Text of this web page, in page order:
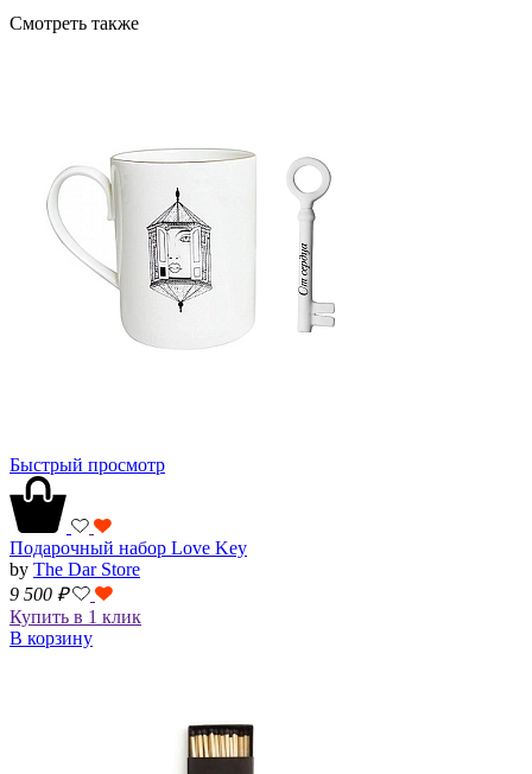
Смотреть также
Быстрый просмотр
Подарочный набор Love Key
by The Dar Store
9 500 ₽
Купить в 1 клик
В корзину